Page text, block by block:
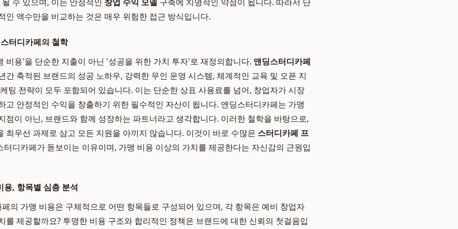
인 액수만을 비교하는 것은 매우 위험한 접근 방식입니다.
터디카페의 철학
비용'을 단순한 지출이 아닌 '성공을 위한 가치 투자'로 재정의합니다. 앤딩스터디카페
간 축적된 브랜드의 성공 노하우, 강력한 무인 운영 시스템, 체계적인 교육 및 오픈 지
팅 전략이 모두 포함되어 있습니다. 이는 단순한 상표 사용료를 넘어, 창업자가 시장
고 안정적인 수익을 창출하기 위한 필수적인 자산이 됩니다. 앤딩스터디카페는 가맹
점이 아닌, 브랜드와 함께 성장하는 파트너라고 생각합니다. 이러한 철학을 바탕으로,
최우선 과제로 삼고 모든 지원을 아끼지 않습니다. 이것이 바로 수많은 스터디카페 프
디카페가 돋보이는 이유이며, 가맹 비용 이상의 가치를 제공한다는 자신감의 근원입
용, 항목별 심층 분석
의 가맹 비용은 구체적으로 어떤 항목들로 구성되어 있으며, 각 항목은 예비 창업자
를 제공할까요? 투명한 비용 구조와 합리적인 정책은 브랜드에 대한 신뢰의 첫걸음입